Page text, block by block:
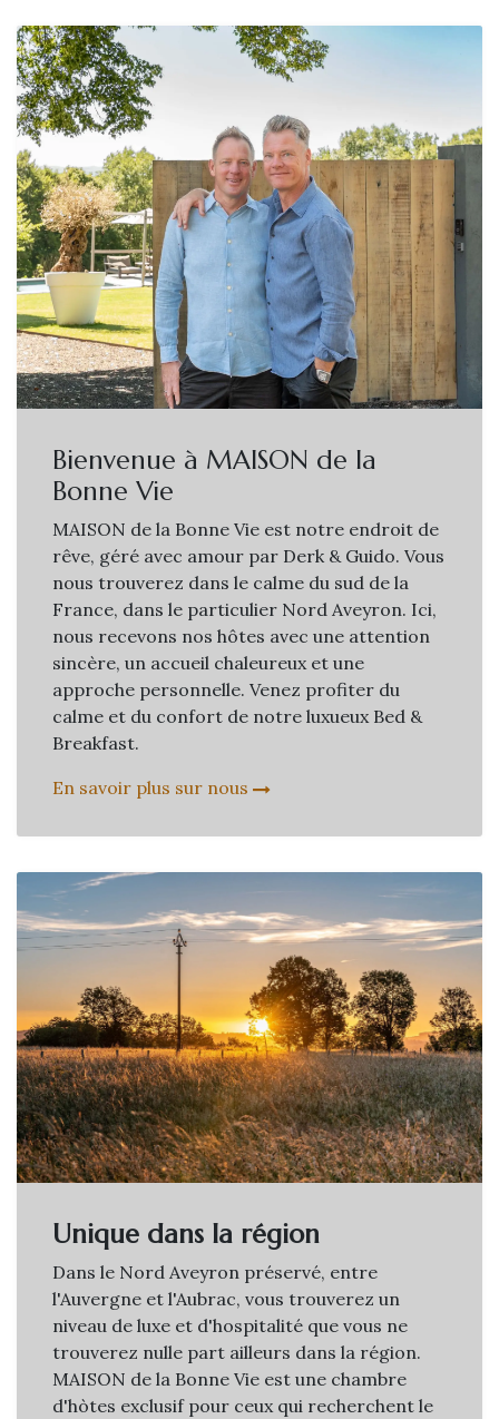
Bienvenue à MAISON de la
Bonne Vie
MAISON de la Bonne Vie est notre endroit de
rêve, géré avec amour par Derk & Guido. Vous
nous trouverez dans le calme du sud de la
France, dans le particulier Nord Aveyron. Ici,
nous recevons nos hôtes avec une attention
sincère, un accueil chaleureux et une
approche personnelle. Venez profiter du
calme et du confort de notre luxueux Bed &
Breakfast.
En savoir plus sur nous​
Unique dans la région
Dans le Nord Aveyron préservé, entre
l'Auvergne et l'Aubrac, vous trouverez un
niveau de luxe et d'hospitalité que vous ne
trouverez nulle part ailleurs dans la région.
MAISON de la Bonne Vie est une chambre
d'hòtes exclusif pour ceux qui recherchent le